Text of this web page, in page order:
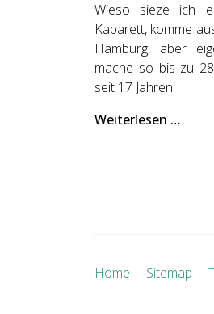
Wieso sieze ich
Kabarett, komme
Hamburg, aber
mache so bis zu
seit 17 Jahren.
Weiterlesen …
Home Sitemap